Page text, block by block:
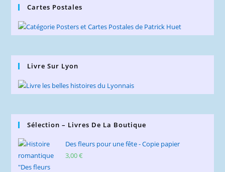
Cartes Postales
Livre Sur Lyon
Sélection – Livres De La Boutique
Des fleurs pour une fête - Copie papier
3,00€